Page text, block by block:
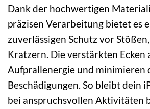
Dank der hochwertigen
präzisen Verarbeitung bietet es
zuverlässigen Schutz vor
Kratzern. Die verstärkten Ecken
Aufprallenergie und minimieren
Beschädigungen. So bleibt dein
bei anspruchsvollen Aktivitäten